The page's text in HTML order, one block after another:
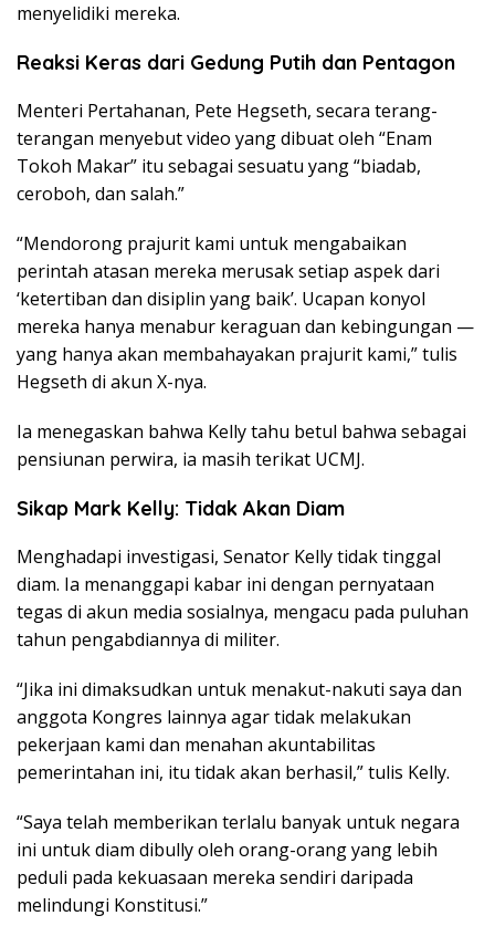
menyelidiki mereka.
Reaksi Keras dari Gedung Putih dan Pentagon
Menteri Pertahanan, Pete Hegseth, secara terang-
terangan menyebut video yang dibuat oleh “Enam
Tokoh Makar” itu sebagai sesuatu yang “biadab,
ceroboh, dan salah.”
“Mendorong prajurit kami untuk mengabaikan
perintah atasan mereka merusak setiap aspek dari
‘ketertiban dan disiplin yang baik’. Ucapan konyol
mereka hanya menabur keraguan dan kebingungan —
yang hanya akan membahayakan prajurit kami,” tulis
Hegseth di akun X-nya.
Ia menegaskan bahwa Kelly tahu betul bahwa sebagai
pensiunan perwira, ia masih terikat UCMJ.
Sikap Mark Kelly: Tidak Akan Diam
Menghadapi investigasi, Senator Kelly tidak tinggal
diam. Ia menanggapi kabar ini dengan pernyataan
tegas di akun media sosialnya, mengacu pada puluhan
tahun pengabdiannya di militer.
“Jika ini dimaksudkan untuk menakut-nakuti saya dan
anggota Kongres lainnya agar tidak melakukan
pekerjaan kami dan menahan akuntabilitas
pemerintahan ini, itu tidak akan berhasil,” tulis Kelly.
“Saya telah memberikan terlalu banyak untuk negara
ini untuk diam dibully oleh orang-orang yang lebih
peduli pada kekuasaan mereka sendiri daripada
melindungi Konstitusi.”